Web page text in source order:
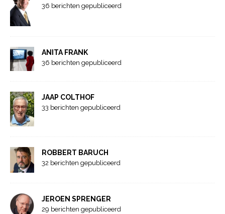
36 berichten gepubliceerd
ANITA FRANK
36 berichten gepubliceerd
JAAP COLTHOF
33 berichten gepubliceerd
ROBBERT BARUCH
32 berichten gepubliceerd
JEROEN SPRENGER
29 berichten gepubliceerd